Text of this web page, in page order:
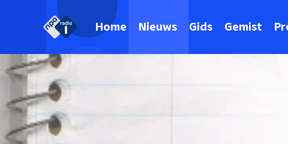
Home Nieuws Gids Gemist